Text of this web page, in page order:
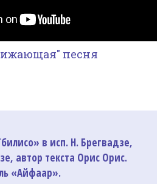
песня
в исп. Н. Брегвадзе,
автор текста Орис Орис.
«Айфаар».